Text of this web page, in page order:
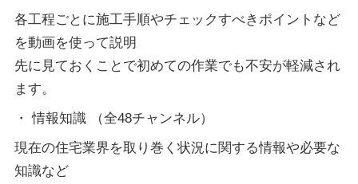
各工程ごとに施工手順やチェックすべきポイントなど
を動画を使って説明
先に見ておくことで初めての作業でも不安が軽減され
ます。
・ 情報知識 （全48チャンネル）
現在の住宅業界を取り巻く状況に関する情報や必要な
知識など